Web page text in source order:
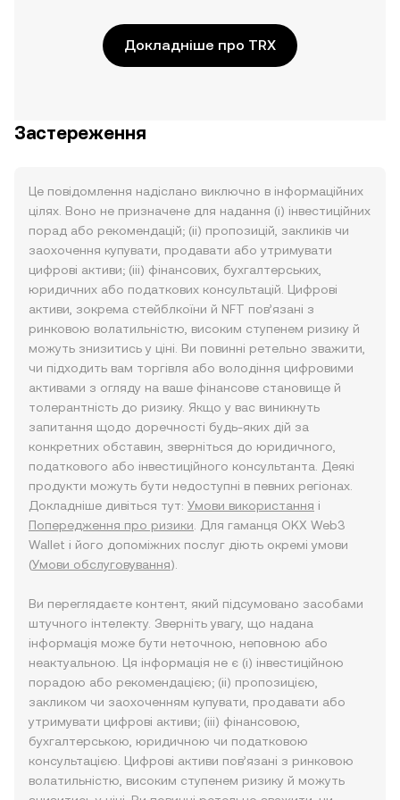
Докладніше про TRX
Застереження
Це повідомлення надіслано виключно в інформаційних
цілях. Воно не призначене для надання (i) інвестиційних
порад або рекомендацій; (ii) пропозицій, закликів чи
заохочення купувати, продавати або утримувати
цифрові активи; (iii) фінансових, бухгалтерських,
юридичних або податкових консультацій. Цифрові
активи, зокрема стейблкоїни й NFT пов’язані з
ринковою волатильністю, високим ступенем ризику й
можуть знизитись у ціні. Ви повинні ретельно зважити,
чи підходить вам торгівля або володіння цифровими
активами з огляду на ваше фінансове становище й
толерантність до ризику. Якщо у вас виникнуть
запитання щодо доречності будь-яких дій за
конкретних обставин, зверніться до юридичного,
податкового або інвестиційного консультанта. Деякі
продукти можуть бути недоступні в певних регіонах.
Докладніше дивіться тут: Умови використання і
Попередження про ризики . Для гаманця OKX Web3
Wallet і його допоміжних послуг діють окремі умови
(Умови обслуговування).
Ви переглядаєте контент, який підсумовано засобами
штучного інтелекту. Зверніть увагу, що надана
інформація може бути неточною, неповною або
неактуальною. Ця інформація не є (i) інвестиційною
порадою або рекомендацією; (ii) пропозицією,
закликом чи заохоченням купувати, продавати або
утримувати цифрові активи; (iii) фінансовою,
бухгалтерською, юридичною чи податковою
консультацією. Цифрові активи пов’язані з ринковою
волатильністю, високим ступенем ризику й можуть